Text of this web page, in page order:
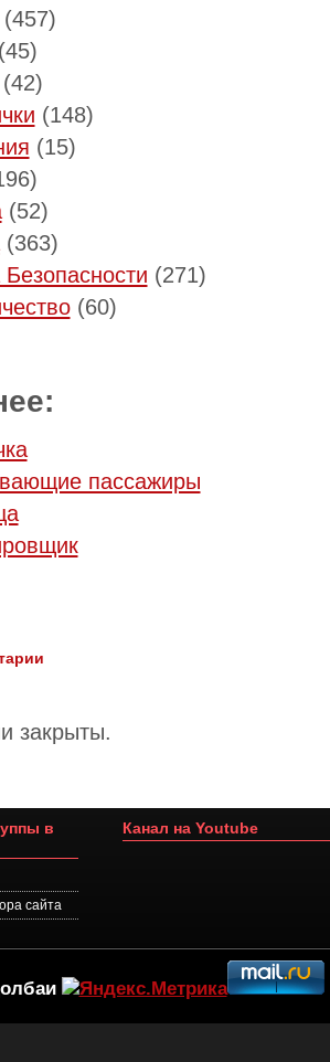
(457)
(45)
(148)
(15)
(52)
(363)
Безопасности (271)
(60)
пассажиры
закрыты.
в
сайта
Канал на Youtube